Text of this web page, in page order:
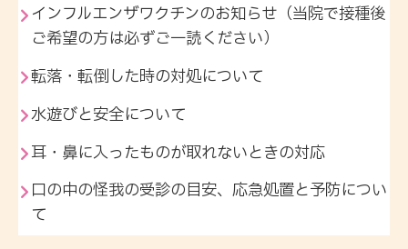
インフルエンザワクチンのお知らせ（当院で接種後
ご希望の方は必ずご一読ください）
転落・転倒した時の対処について
水遊びと安全について
耳・鼻に入ったものが取れないときの対応
口の中の怪我の受診の目安、応急処置と予防につい
て